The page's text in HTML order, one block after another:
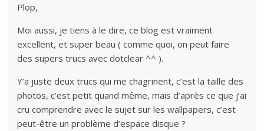
Plop,
Moi aussi, je tiens à le dire, ce blog est vraiment
excellent, et super beau ( comme quoi, on peut faire
des supers trucs avec dotclear ^^ ).
Y’a juste deux trucs qui me chagrinent, c’est la taille des
photos, c’est petit quand même, mais d’après ce que j’ai
cru comprendre avec le sujet sur les wallpapers, c’est
peut-être un problème d’espace disque ?